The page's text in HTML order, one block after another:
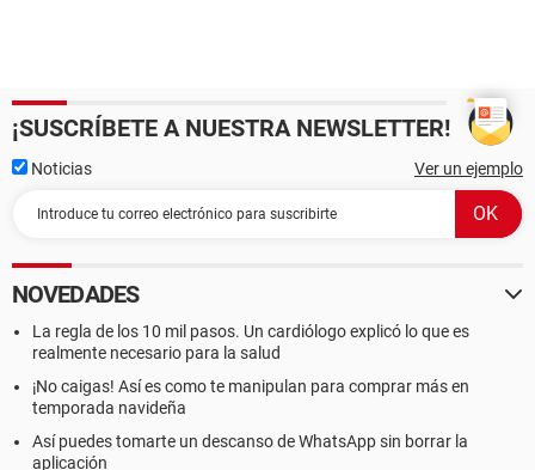
¡SUSCRÍBETE A NUESTRA NEWSLETTER!
Noticias Ver un ejemplo
NOVEDADES
La regla de los 10 mil pasos. Un cardiólogo explicó lo que es
realmente necesario para la salud
¡No caigas! Así es como te manipulan para comprar más en
temporada navideña
Así puedes tomarte un descanso de WhatsApp sin borrar la
aplicación